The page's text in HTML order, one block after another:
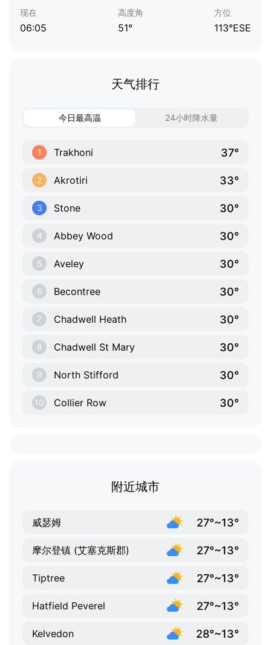
现在
06:05
高度角
51°
方位
113°ESE
天气排行
今日最高温 24小时降水量
1 Trakhoni 37°
2 Akrotiri 33°
3 Stone 30°
4 Abbey Wood 30°
5 Aveley 30°
6 Becontree 30°
7 Chadwell Heath 30°
8 Chadwell St Mary 30°
9 North Stifford 30°
10 Collier Row 30°
附近城市
威瑟姆 27°~13°
摩尔登镇 (艾塞克斯郡) 27°~13°
Tiptree 27°~13°
Hatfield Peverel 27°~13°
Kelvedon 28°~13°